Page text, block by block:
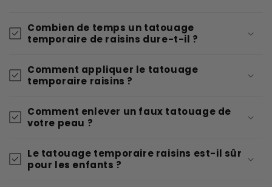
Combien de temps un tatouage
temporaire de raisins dure-t-il ?
Comment appliquer le tatouage
temporaire raisins ?
Comment enlever un faux tatouage de
votre peau ?
Le tatouage temporaire raisins est-il sûr
pour les enfants ?